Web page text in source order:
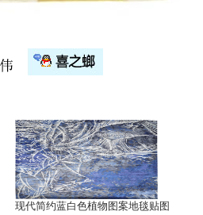
现代简约蓝白色植物图案地毯贴图